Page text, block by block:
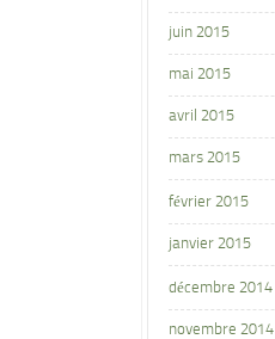
juin 2015
mai 2015
avril 2015
mars 2015
février 2015
janvier 2015
décembre 2014
novembre 2014